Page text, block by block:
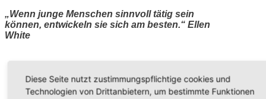
„Wenn junge Menschen sinnvoll tätig sein
können, entwickeln sie sich am besten.“ Ellen
White
Diese Seite nutzt zustimmungspflichtige cookies und
Technologien von Drittanbietern, um bestimmte Funktionen